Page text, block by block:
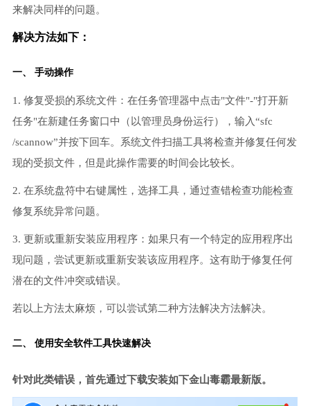
来解决同样的问题。
解决方法如下：
一、 手动操作
1. 修复受损的系统文件：在任务管理器中点击"文件"-"打开新
任务"在新建任务窗口中（以管理员身份运行），输入“sfc
/scannow”并按下回车。系统文件扫描工具将检查并修复任何发
现的受损文件，但是此操作需要的时间会比较长。
2. 在系统盘符中右键属性，选择工具，通过查错检查功能检查
修复系统异常问题。
3. 更新或重新安装应用程序：如果只有一个特定的应用程序出
现问题，尝试更新或重新安装该应用程序。这有助于修复任何
潜在的文件冲突或错误。
若以上方法太麻烦，可以尝试第二种方法解决方法解决。
二、 使用安全软件工具快速解决
针对此类错误，首先通过下载安装如下金山毒霸最新版。